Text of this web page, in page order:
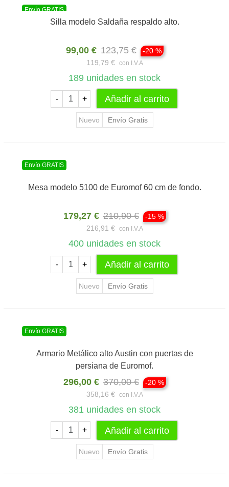
Envío GRATIS
Silla modelo Saldaña respaldo alto.
99,00 € 123,75 €
-20 %
119,79 €
con I.V.A
189 unidades en stock
- + Añadir al carrito
Nuevo Envío Gratis
Envío GRATIS
Mesa modelo 5100 de Euromof 60 cm de fondo.
179,27 € 210,90 €
-15 %
216,91 €
con I.V.A
400 unidades en stock
- + Añadir al carrito
Nuevo Envío Gratis
Envío GRATIS
Armario Metálico alto Austin con puertas de
persiana de Euromof.
296,00 € 370,00 €
-20 %
358,16 €
con I.V.A
381 unidades en stock
- + Añadir al carrito
Nuevo Envío Gratis